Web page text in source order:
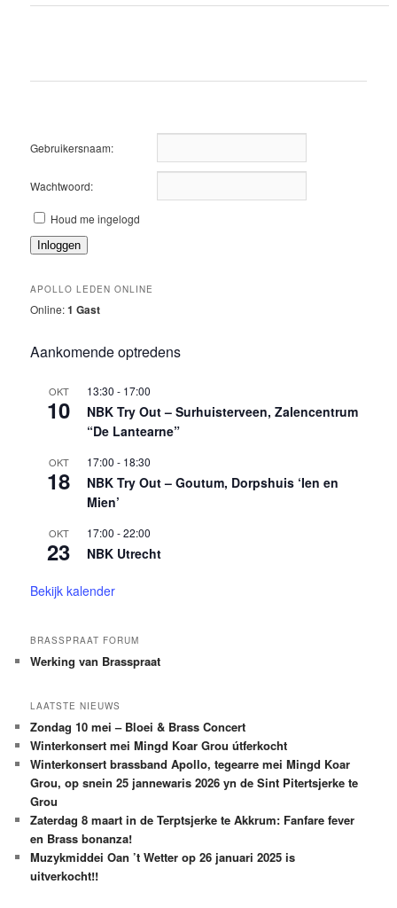
Gebruikersnaam:
Wachtwoord:
Houd me ingelogd
Inloggen
APOLLO LEDEN ONLINE
Online:1 Gast
Aankomende optredens
OKT
10
13:30 - 17:00
NBK Try Out – Surhuisterveen, Zalencentrum
“De Lantearne”
OKT
18
17:00 - 18:30
NBK Try Out – Goutum, Dorpshuis ‘Ien en
Mien’
OKT
23
17:00 -22:00
NBK Utrecht
Bekijk kalender
BRASSPRAAT FORUM
Werking van Brasspraat
LAATSTE NIEUWS
Zondag 10 mei – Bloei & Brass Concert
Winterkonsert mei Mingd Koar Grou útferkocht
Winterkonsert brassband Apollo, tegearre mei Mingd Koar
Grou, op snein 25 jannewaris 2026 yn de Sint Pitertsjerke te
Grou
Zaterdag 8 maart in de Terptsjerke te Akkrum: Fanfare fever
en Brass bonanza!
Muzykmiddei Oan ’t Wetter op 26 januari 2025 is
uitverkocht!!